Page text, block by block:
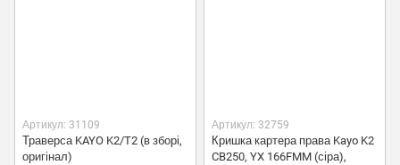
Артикул: 31109
Траверса KAYO K2/T2 (в зборі,
оригінал)
Артикул: 32759
Кришка картера права Kayo K2
CB250, YX 166FMM (сіра),